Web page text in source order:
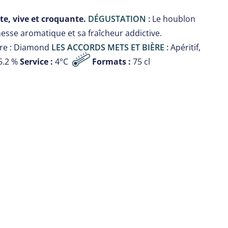
vive et croquante. DÉGUSTATION :Le houblon
aromatique et sa fraîcheur addictive.
: Diamond LES ACCORDS METS ET BIÈRE :Apéritif,
%Service : 4°C Formats : 75 cl